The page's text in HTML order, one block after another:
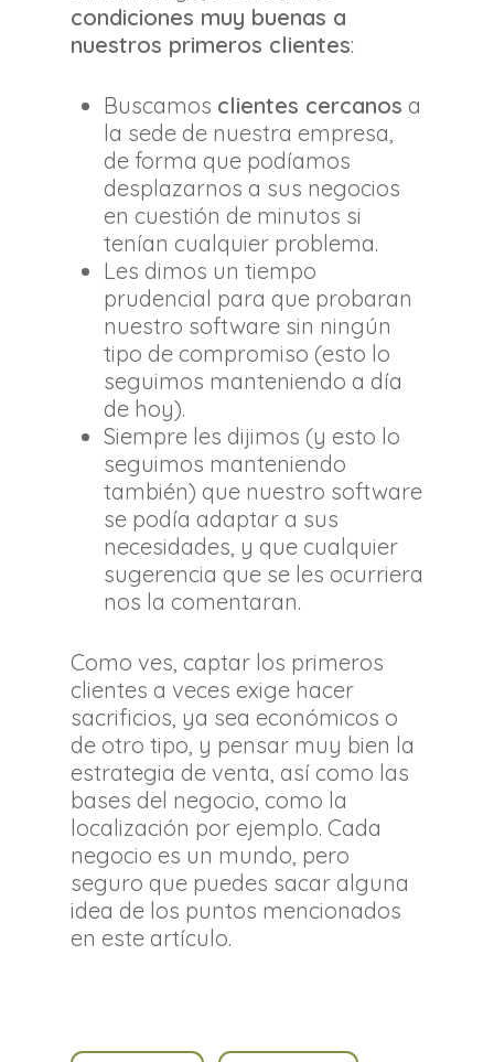
condiciones muy buenas a
nuestros primeros clientes:
Buscamos clientes cercanos a
la sede de nuestra empresa,
de forma que podíamos
desplazarnos a sus negocios
en cuestión de minutos si
tenían cualquier problema.
Les dimos un tiempo
prudencial para que probaran
nuestro software sin ningún
tipo de compromiso (esto lo
seguimos manteniendo a día
de hoy).
Siempre les dijimos (y esto lo
seguimos manteniendo
también) que nuestro software
se podía adaptar a sus
necesidades, y que cualquier
sugerencia que se les ocurriera
nos la comentaran.
Como ves, captar los primeros
clientes a veces exige hacer
sacrificios, ya sea económicos o
de otro tipo, y pensar muy bien la
estrategia de venta, así como las
bases del negocio, como la
localización por ejemplo. Cada
negocio es un mundo, pero
seguro que puedes sacar alguna
idea de los puntos mencionados
en este artículo.